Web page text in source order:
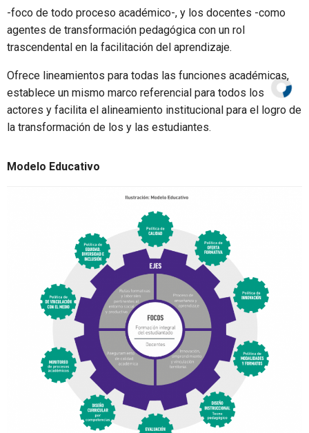
-foco de todo proceso académico-, y los docentes -como
agentes de transformación pedagógica con un rol
trascendental en la facilitación del aprendizaje.
Ofrece lineamientos para todas las funciones académicas,
establece un mismo marco referencial para todos los
actores y facilita el alineamiento institucional para el logro de
la transformación de los y las estudiantes.
Modelo Educativo